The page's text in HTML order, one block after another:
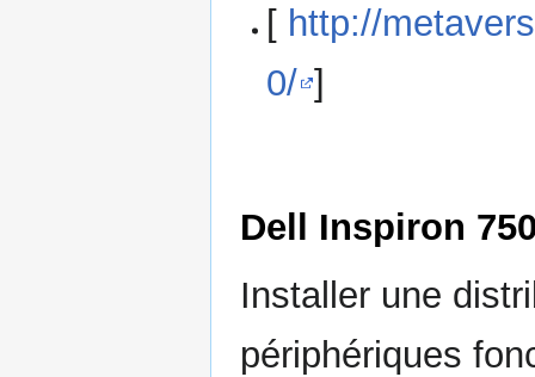
[ http://
0/ ]
Dell Inspiron
Installer une
périphériques